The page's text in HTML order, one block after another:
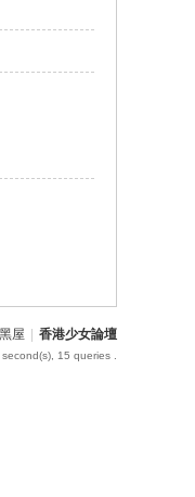
屋 香港少女論壇
15 queries .